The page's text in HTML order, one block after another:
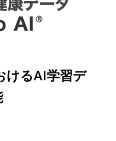
けるAI学習デ